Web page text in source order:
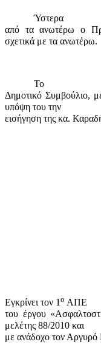
Ύστερα
από τα ανωτέρω ο
σχετικά με τα ανωτέρω.
Το
Δημοτικό Συμβούλιο,
υπόψη του την
εισήγηση της κα.
Εγκρίνει τον 1 ο ΑΠΕ
του έργου
μελέτης 88/2010 και
με ανάδοχο τον Αργυρό